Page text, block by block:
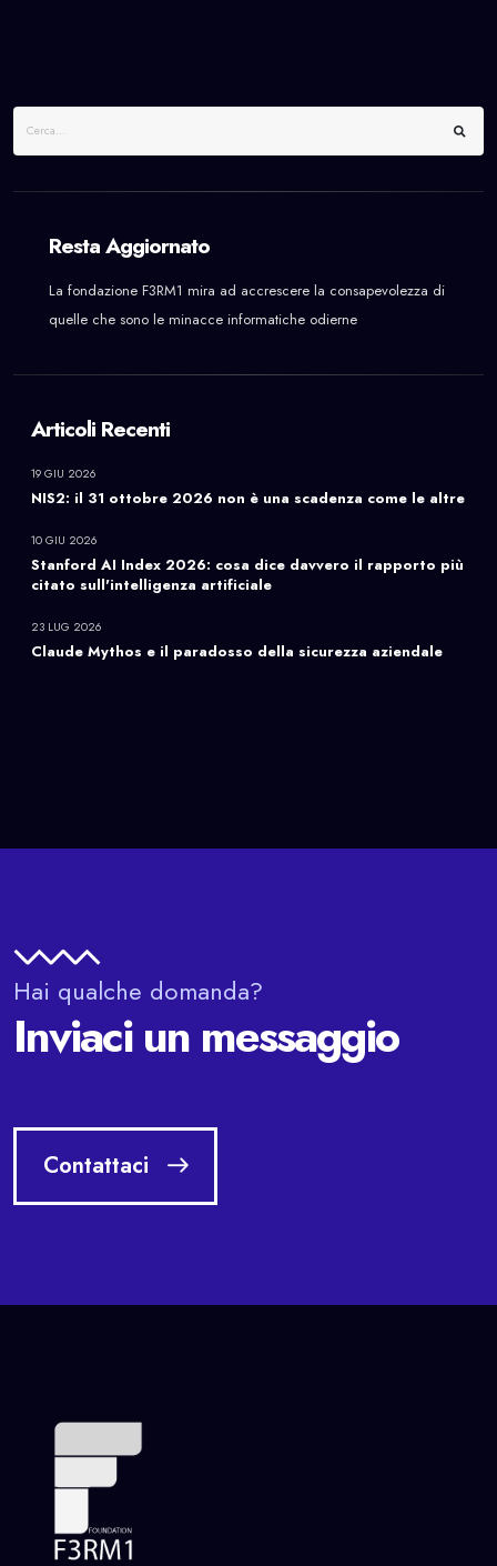
Resta Aggiornato
La fondazione F3RM1 mira ad accrescere la consapevolezza di
quelle che sono le minacce informatiche odierne
Articoli Recenti
19 GIU 2026
NIS2: il 31 ottobre 2026 non è una scadenza come le altre
10 GIU 2026
Stanford AI Index 2026: cosa dice davvero il rapporto più
citato sull'intelligenza artificiale
23 LUG 2026
Claude Mythos e il paradosso della sicurezza aziendale
Hai qualche domanda?
Inviaci un messaggio
Contattaci